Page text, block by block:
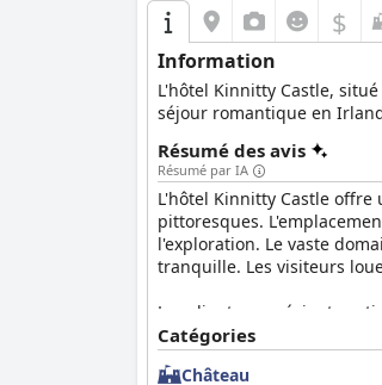
$
Information
L'hôtel Kinnitty Castle,
séjour romantique en
Résumé des avis
Résumé par IA
L'hôtel Kinnitty Castle
pittoresques.
l'exploration. Le vaste
tranquille. Les visiteurs
Les clients apprécient
de petit-déjeuner donnant
certains clients aient noté
copieuses.
Catégories
Château